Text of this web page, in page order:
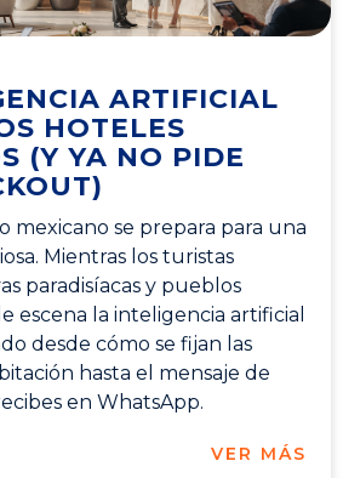
ARTIFICIAL
HOTELES
(Y YA NO PIDE
mexicano se prepara para una
Mientras los turistas
paradisíacas y pueblos
escena la inteligencia artificial
desde cómo se fijan las
hasta el mensaje de
en WhatsApp.
VER MÁS